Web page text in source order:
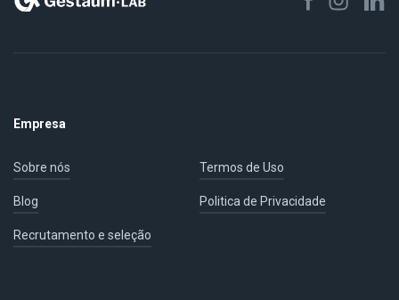
Empresa
Sobre nós Termos de Uso
Blog Politica de Privacidade
Recrutamento e seleção